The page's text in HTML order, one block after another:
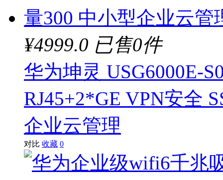
¥4999.0 已售0件
华为坤灵 USG6000E-
RJ45+2*GE VPN安全
企业云管理
对比 收藏 0